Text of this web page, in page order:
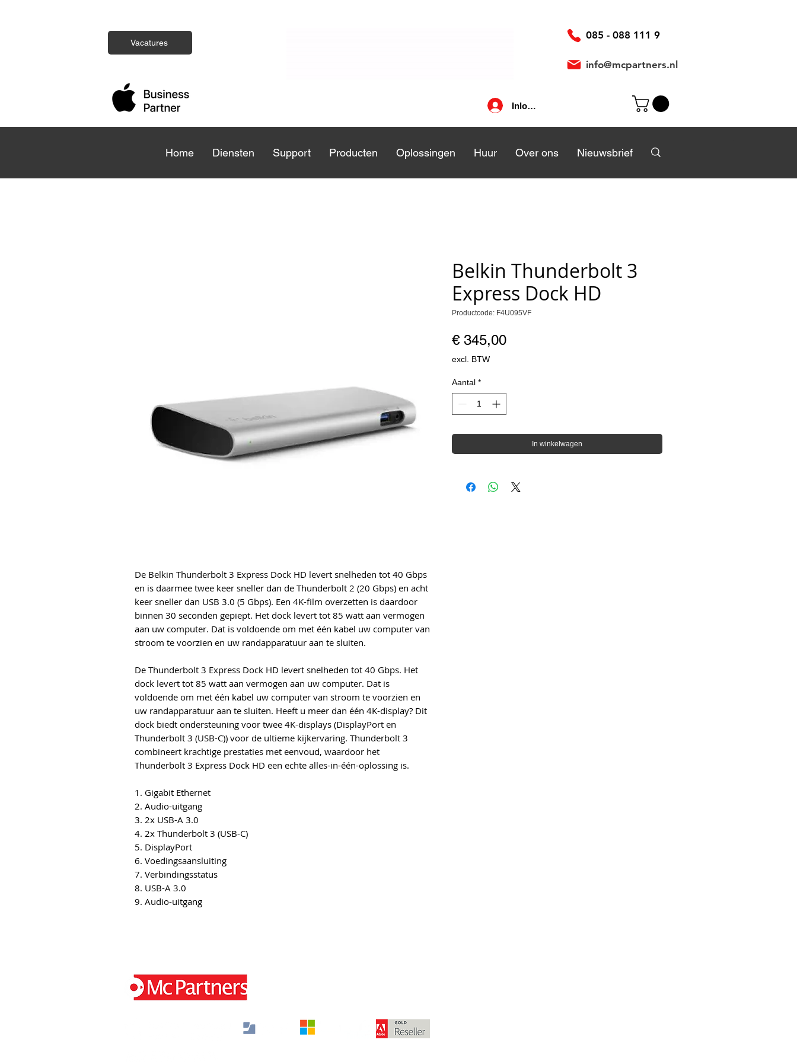
Vacatures
Inloggen
085 - 088 111 9
info@mcpartners.nl
Home Diensten Support Producten Oplossingen Huur Over ons
Home Diensten Support Producten Oplossingen Huur Over ons Nieuwsbrief
De Belkin Thunderbolt 3 Express Dock HD levert snelheden tot 40 Gbps
en is daarmee twee keer sneller dan de Thunderbolt 2 (20 Gbps) en acht
keer sneller dan USB 3.0 (5 Gbps). Een 4K-film overzetten is daardoor
binnen 30 seconden gepiept. Het dock levert tot 85 watt aan vermogen
aan uw computer. Dat is voldoende om met één kabel uw computer van
stroom te voorzien en uw randapparatuur aan te sluiten.
De Thunderbolt 3 Express Dock HD levert snelheden tot 40 Gbps. Het
dock levert tot 85 watt aan vermogen aan uw computer. Dat is
voldoende om met één kabel uw computer van stroom te voorzien en
uw randapparatuur aan te sluiten. Heeft u meer dan één 4K-display? Dit
dock biedt ondersteuning voor twee 4K-displays (DisplayPort en
Thunderbolt 3 (USB-C)) voor de ultieme kijkervaring. Thunderbolt 3
combineert krachtige prestaties met eenvoud, waardoor het
Thunderbolt 3 Express Dock HD een echte alles-in-één-oplossing is.
1. Gigabit Ethernet
2. Audio-uitgang
3. 2x USB-A 3.0
4. 2x Thunderbolt 3 (USB-C)
5. DisplayPort
6. Voedingsaansluiting
7. Verbindingsstatus
8. USB-A 3.0
9. Audio-uitgang
Belkin Thunderbolt 3
Express Dock HD
Productcode: F4U095VF
€ 345,00Prijs
excl. BTW
Aantal *
In winkelwagen